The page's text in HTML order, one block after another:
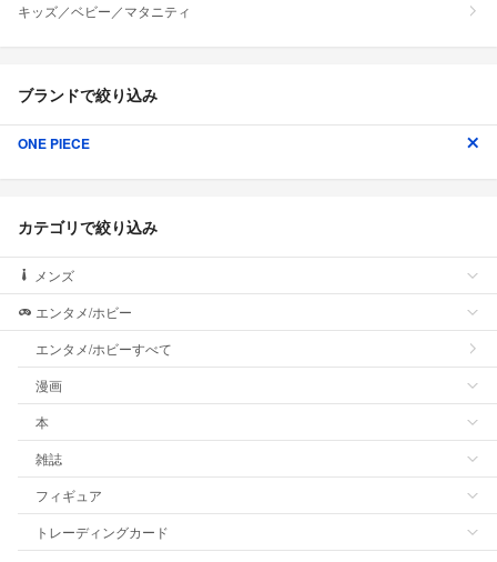
キッズ／ベビー／マタニティ
ブランドで絞り込み
ONE PIECE
カテゴリで絞り込み
メンズ
エンタメ/ホビー
エンタメ/ホビーすべて
漫画
本
雑誌
フィギュア
トレーディングカード